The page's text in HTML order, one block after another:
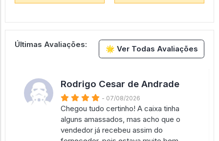
🌟 Ver Todas Avaliações
Últimas Avaliações:
Rodrigo Cesar de Andrade
- 07/08/2026
Chegou tudo certinho! A caixa tinha
alguns amassados, mas acho que o
vendedor já recebeu assim do